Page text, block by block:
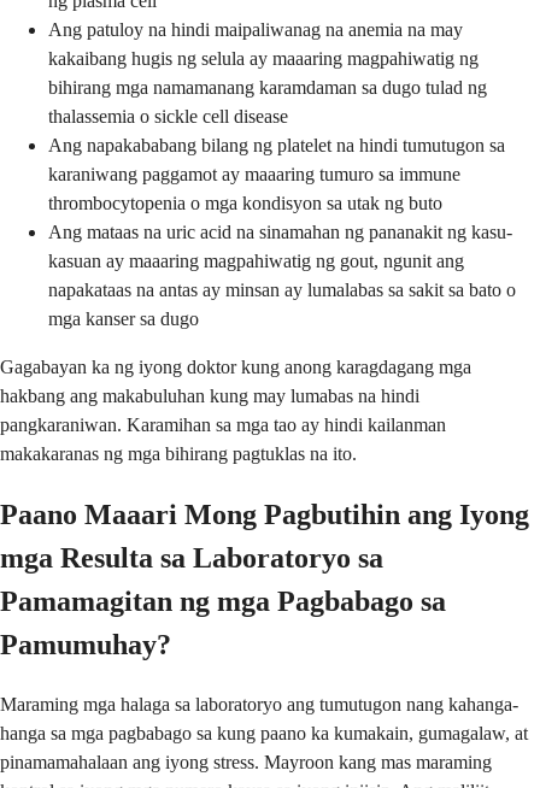
Ang patuloy na hindi maipaliwanag na anemia na may
kakaibang hugis ng selula ay maaaring magpahiwatig ng
bihirang mga namamanang karamdaman sa dugo tulad ng
thalassemia o sickle cell disease
Ang napakababang bilang ng platelet na hindi tumutugon sa
karaniwang paggamot ay maaaring tumuro sa immune
thrombocytopenia o mga kondisyon sa utak ng buto
Ang mataas na uric acid na sinamahan ng pananakit ng kasu-
kasuan ay maaaring magpahiwatig ng gout, ngunit ang
napakataas na antas ay minsan ay lumalabas sa sakit sa bato o
mga kanser sa dugo
Gagabayan ka ng iyong doktor kung anong karagdagang mga
hakbang ang makabuluhan kung may lumabas na hindi
pangkaraniwan. Karamihan sa mga tao ay hindi kailanman
makakaranas ng mga bihirang pagtuklas na ito.
Paano Maaari Mong Pagbutihin ang Iyong
mga Resulta sa Laboratoryo sa
Pamamagitan ng mga Pagbabago sa
Pamumuhay?
Maraming mga halaga sa laboratoryo ang tumutugon nang kahanga-
hanga sa mga pagbabago sa kung paano ka kumakain, gumagalaw, at
pinamamahalaan ang iyong stress. Mayroon kang mas maraming